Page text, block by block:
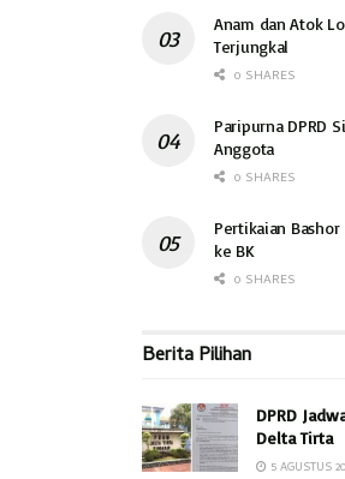
Anam dan Atok
Terjungkal
0 SHARES
Paripurna DPRD
Anggota
0 SHARES
Pertikaian
ke BK
0 SHARES
Berita Pilihan
DPRD
Delta Tirta
5 AGUSTUS